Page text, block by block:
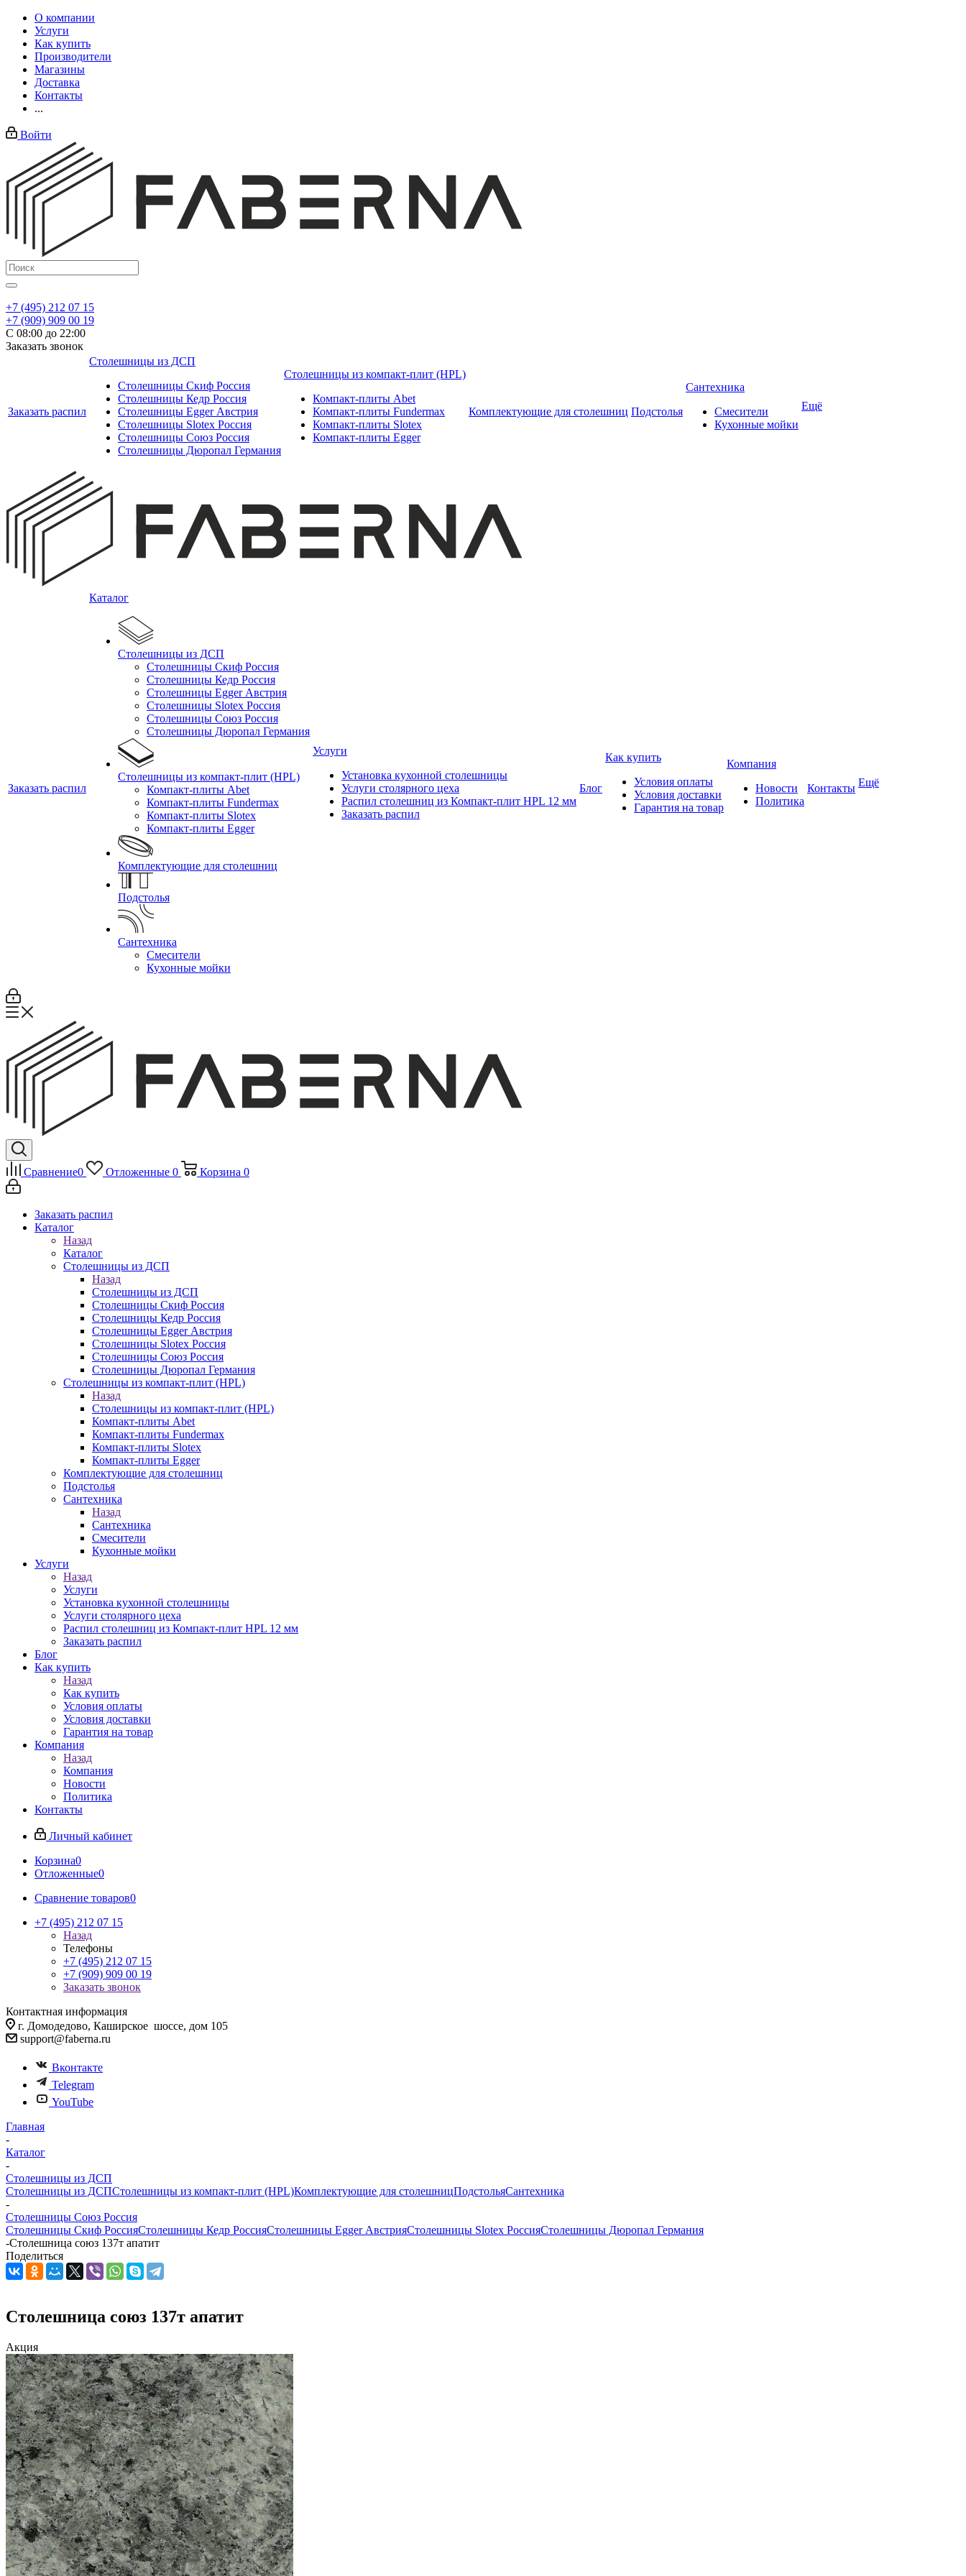
О компании
Услуги
Как купить
Производители
Магазины
Доставка
Контакты
...
Войти
+7 (495) 212 07 15
+7 (909) 909 00 19
С 08:00 до 22:00
Заказать звонок
Заказать распил
Столешницы из ДСП
Столешницы Скиф Россия
Столешницы Кедр Россия
Столешницы Egger Австрия
Столешницы Slotex Россия
Столешницы Союз Россия
Столешницы Дюропал Германия
Столешницы из компакт-плит (HPL)
Компакт-плиты Abet
Компакт-плиты Fundermax
Компакт-плиты Slotex
Компакт-плиты Egger
Комплектующие для столешниц Подстолья
Сантехника
Смесители
Кухонные мойки
Ещё
Заказать распил
Каталог
Столешницы из ДСП
Столешницы Скиф Россия
Столешницы Кедр Россия
Столешницы Egger Австрия
Столешницы Slotex Россия
Столешницы Союз Россия
Столешницы Дюропал Германия
Столешницы из компакт-плит (HPL)
Компакт-плиты Abet
Компакт-плиты Fundermax
Компакт-плиты Slotex
Компакт-плиты Egger
Комплектующие для столешниц
Подстолья
Сантехника
Смесители
Кухонные мойки
Услуги
Установка кухонной столешницы
Услуги столярного цеха
Распил столешниц из Компакт-плит HPL 12 мм
Заказать распил
Блог
Как купить
Условия оплаты
Условия доставки
Гарантия на товар
Компания
Новости
Политика
Контакты Ещё
Сравнение0 Отложенные 0 Корзина 0
Заказать распил
Каталог
Назад
Каталог
Столешницы из ДСП
Назад
Столешницы из ДСП
Столешницы Скиф Россия
Столешницы Кедр Россия
Столешницы Egger Австрия
Столешницы Slotex Россия
Столешницы Союз Россия
Столешницы Дюропал Германия
Столешницы из компакт-плит (HPL)
Назад
Столешницы из компакт-плит (HPL)
Компакт-плиты Abet
Компакт-плиты Fundermax
Компакт-плиты Slotex
Компакт-плиты Egger
Комплектующие для столешниц
Подстолья
Сантехника
Назад
Сантехника
Смесители
Кухонные мойки
Услуги
Назад
Услуги
Установка кухонной столешницы
Услуги столярного цеха
Распил столешниц из Компакт-плит HPL 12 мм
Заказать распил
Блог
Как купить
Назад
Как купить
Условия оплаты
Условия доставки
Гарантия на товар
Компания
Назад
Компания
Новости
Политика
Контакты
Личный кабинет
Корзина0
Отложенные0
Сравнение товаров0
+7 (495) 212 07 15
Назад
Телефоны
+7 (495) 212 07 15
+7 (909) 909 00 19
Заказать звонок
Контактная информация
г. Домодедово, Каширское шоссе, дом 105
support@faberna.ru
Вконтакте
Telegram
YouTube
Главная
-
Каталог
-
Столешницы из ДСП
Столешницы из ДСПСтолешницы из компакт-плит (HPL)Комплектующие для столешницПодстольяСантехника
-
Столешницы Союз Россия
Столешницы Скиф РоссияСтолешницы Кедр РоссияСтолешницы Egger АвстрияСтолешницы Slotex РоссияСтолешницы Дюропал Германия
-Столешница союз 137т апатит
Поделиться
Столешница союз 137т апатит
Акция